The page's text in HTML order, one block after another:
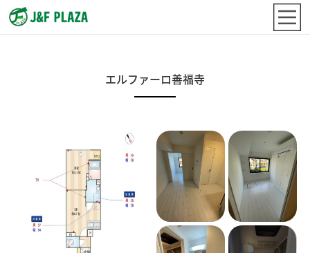
エルファーロ善福寺